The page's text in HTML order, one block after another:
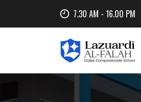
7.30 AM - 16.00 PM